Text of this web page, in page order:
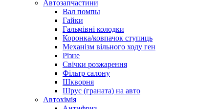
Автозапчастини
Вал помпы
Гайки
Гальмівні колодки
Коронка/ковпачок ступиць
Механізм вільного ходу ген
Різне
Свічки розжарення
Фільтр салону
Шкворня
Шрус (граната) на авто
Автохімія